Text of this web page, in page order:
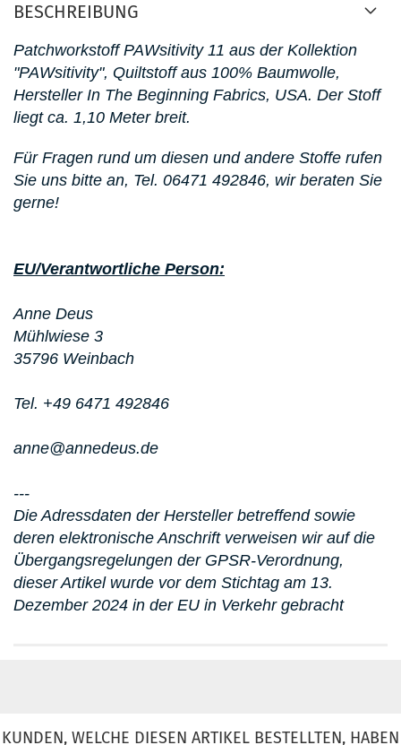
BESCHREIBUNG
Patchworkstoff PAWsitivity 11 aus der Kollektion
"PAWsitivity", Quiltstoff aus 100% Baumwolle,
Hersteller In The Beginning Fabrics, USA. Der Stoff
liegt ca. 1,10 Meter breit.
Für Fragen rund um diesen und andere Stoffe rufen
Sie uns bitte an, Tel. 06471 492846, wir beraten Sie
gerne!
EU/Verantwortliche Person:
Anne Deus
Mühlwiese 3
35796 Weinbach
Tel. +49 6471 492846
anne@annedeus.de
---
Die Adressdaten der Hersteller betreffend sowie
deren elektronische Anschrift verweisen wir auf die
Übergangsregelungen der GPSR-Verordnung,
dieser Artikel wurde vor dem Stichtag am 13.
Dezember 2024 in der EU in Verkehr gebracht
KUNDEN, WELCHE DIESEN ARTIKEL BESTELLTEN, HABEN